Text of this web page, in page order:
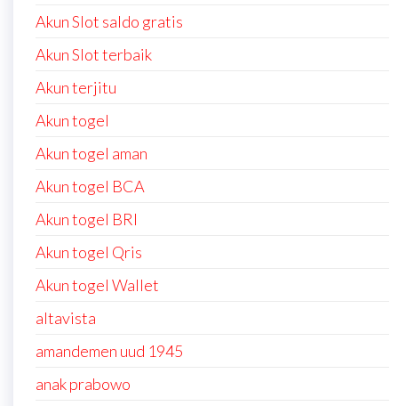
Akun Slot saldo gratis
Akun Slot terbaik
Akun terjitu
Akun togel
Akun togel aman
Akun togel BCA
Akun togel BRI
Akun togel Qris
Akun togel Wallet
altavista
amandemen uud 1945
anak prabowo